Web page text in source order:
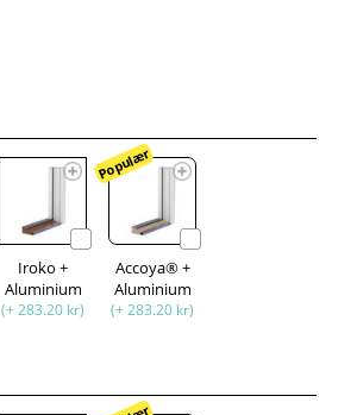
Iroko +
Aluminium
(+ 283.20 kr)
Populær
Accoya® +
Aluminium
(+ 283.20 kr)